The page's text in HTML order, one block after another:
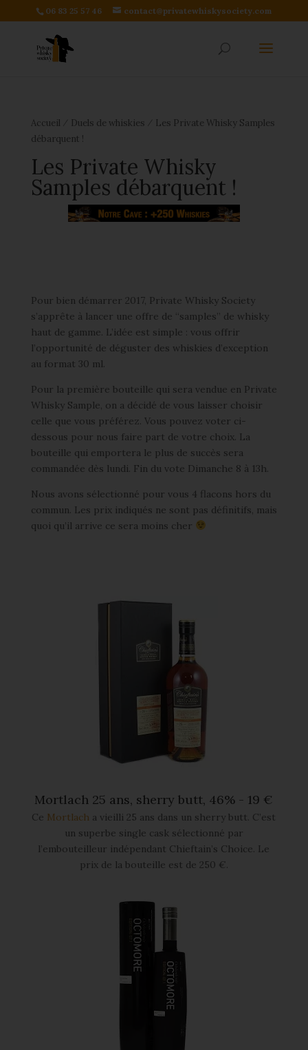
06 83 25 57 46 contact@privatewhiskysociety.com
Accueil Duels de whiskies
Les Private Whisky Samples
débarquent !
Les Private Whisky
Samples débarquent !
Pour bien démarrer 2017, Private Whisky Society
s’apprête à lancer une offre de “samples” de whisky
haut de gamme. L’idée est simple : vous offrir
l’opportunité de déguster des whiskies d’exception
au format 30 ml.
Pour la première bouteille qui sera vendue en Private
Whisky Sample, on a décidé de vous laisser choisir
celle que vous préférez. Vous pouvez voter ci-
dessous pour nous faire part de votre choix. La
bouteille qui emportera le plus de succès sera
commandée dès lundi. Fin du vote Dimanche 8 à 13h.
Nous avons sélectionné pour vous 4 flacons hors du
commun. Les prix indiqués ne sont pas définitifs, mais
quoi qu’il arrive ce sera moins cher
Mortlach 25 ans, sherry butt, 46% - 19 €
Ce Mortlach a vieilli 25 ans dans un sherry butt. C’est
un superbe single cask sélectionné par
l’embouteilleur indépendant Chieftain’s Choice. Le
prix de la bouteille est de 250 €.